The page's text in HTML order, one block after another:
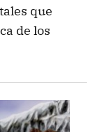
que
de los